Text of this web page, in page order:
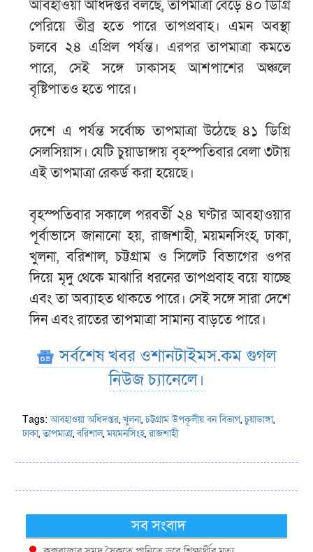
আবহাওয়া অধিদপ্তর বলছে, তাপমাত্রা বেড়ে ৪০ ডিগ্রি
পেরিয়ে তীব্র হতে পারে তাপপ্রবাহ। এমন অবস্থা
চলবে ২৪ এপ্রিল পর্যন্ত। এরপর তাপমাত্রা কমতে
পারে, সেই সঙ্গে ঢাকাসহ আশপাশের অঞ্চলে
বৃষ্টিপাতও হতে পারে।
দেশে এ পর্যন্ত সর্বোচ্চ তাপমাত্রা উঠেছে ৪১ ডিগ্রি
সেলসিয়াস। যেটি চুয়াডাঙ্গায় বৃহস্পতিবার বেলা ৩টায়
এই তাপমাত্রা রেকর্ড করা হয়েছে।
বৃহস্পতিবার সকালে পরবর্তী ২৪ ঘণ্টার আবহাওয়ার
পূর্বাভাসে জানানো হয়, রাজশাহী, ময়মনসিংহ, ঢাকা,
খুলনা, বরিশাল, চট্টগ্রাম ও সিলেট বিভাগের ওপর
দিয়ে মৃদু থেকে মাঝারি ধরনের তাপপ্রবাহ বয়ে যাচ্ছে
এবং তা অব্যাহত থাকতে পারে। সেই সঙ্গে সারা দেশে
দিন এবং রাতের তাপমাত্রা সামান্য বাড়তে পারে।
সর্বশেষ খবর ওশানটাইমস.কম গুগল
নিউজ চ্যানেলে।
Tags:আবহাওয়া অধিদপ্তর,খুলনা,চট্টগ্রাম উপকূলীয় বন বিভাগ,চুয়াডাঙ্গা,
ঢাকা,তাপমাত্রা,বরিশাল,ময়মনসিংহ,রাজশাহী
সব সংবাদ